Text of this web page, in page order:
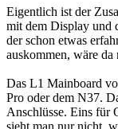
Eigentlich ist der
mit dem Display und
der schon etwas
auskommen, wäre
Das L1 Mainboard
Pro oder dem N37.
Anschlüsse. Eins für